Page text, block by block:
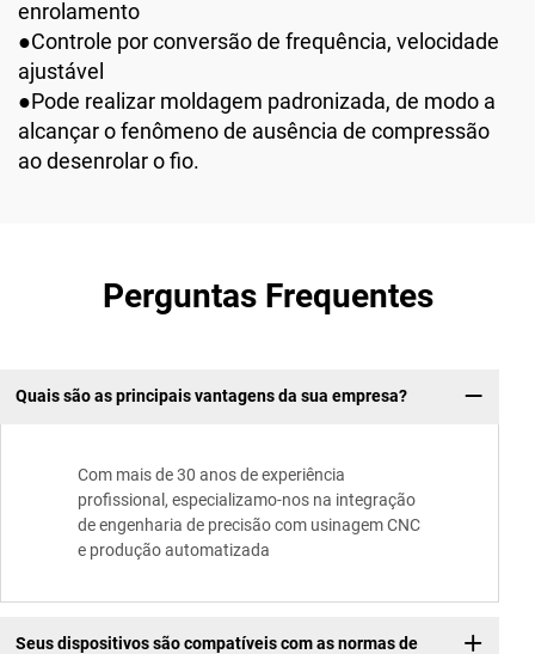
enrolamento
●Controle por conversão de frequência, velocidade
ajustável
●Pode realizar moldagem padronizada, de modo a
alcançar o fenômeno de ausência de compressão
ao desenrolar o fio.
Perguntas Frequentes
Quais são as principais vantagens da sua empresa?
Com mais de 30 anos de experiência
profissional, especializamo-nos na integração
de engenharia de precisão com usinagem CNC
e produção automatizada
Seus dispositivos são compatíveis com as normas de